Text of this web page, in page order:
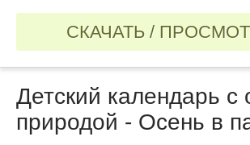
СКАЧАТЬ /
Детский календарь с
природой - Осень в